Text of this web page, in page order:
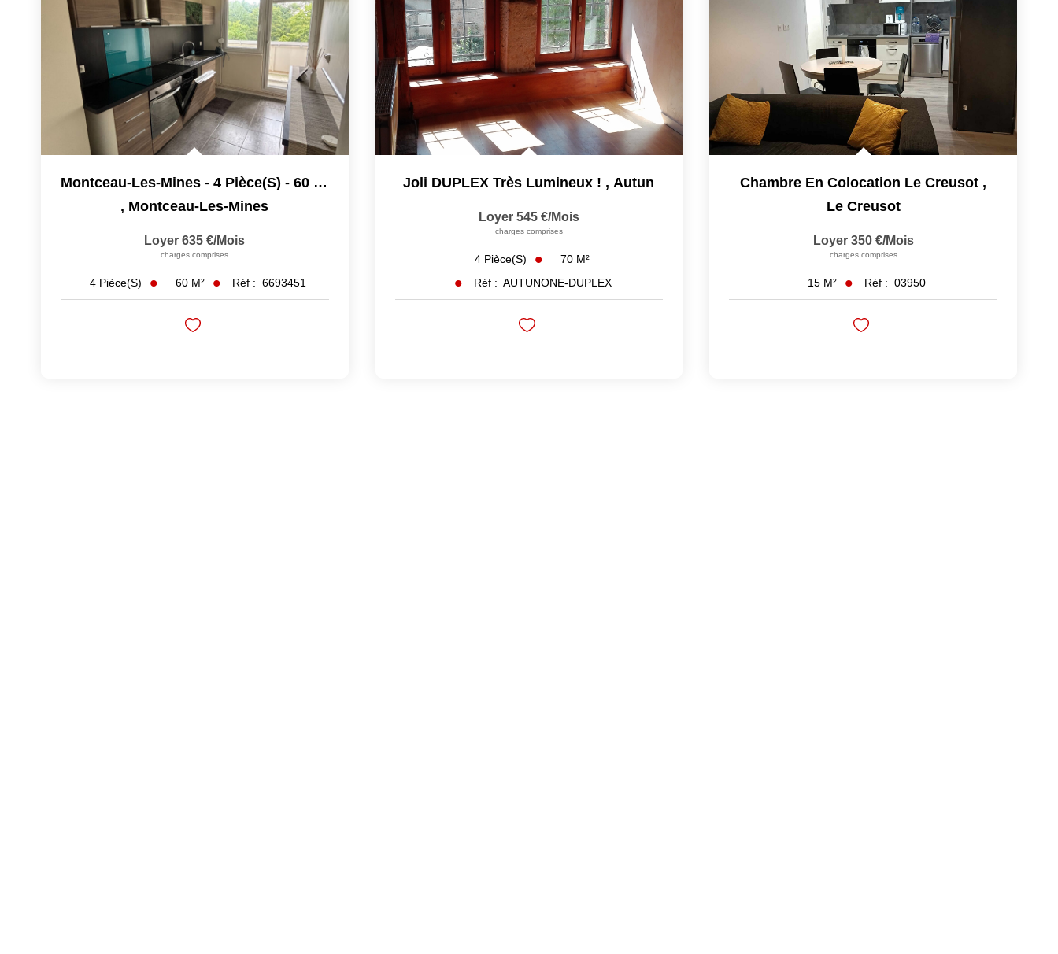
Montceau-Les-Mines - 4 Pièce(s) - 60 M2
, Montceau-Les-Mines
Loyer 635 €/mois
charges comprises
4 Pièce(s) 60 M² Réf : 6693451
Joli DUPLEX Très Lumineux ! , Autun
Loyer 545 €/mois
charges comprises
4 Pièce(s) 70 M²
Réf : AUTUNONE-DUPLEX
Chambre En Colocation Le Creusot ,
Le Creusot
Loyer 350 €/mois
charges comprises
15 M² Réf : 03950